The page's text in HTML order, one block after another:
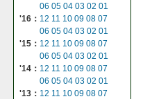
06 05 04 03 02 01
'16： 12 11 10 09 08 07
06 05 04 03 02 01
'15： 12 11 10 09 08 07
06 05 04 03 02 01
'14： 12 11 10 09 08 07
06 05 04 03 02 01
'13： 12 11 10 09 08 07